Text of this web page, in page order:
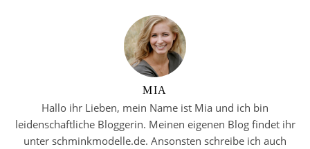
MIA
Hallo ihr Lieben, mein Name ist Mia und ich bin
leidenschaftliche Bloggerin. Meinen eigenen Blog findet ihr
unter schminkmodelle.de. Ansonsten schreibe ich auch